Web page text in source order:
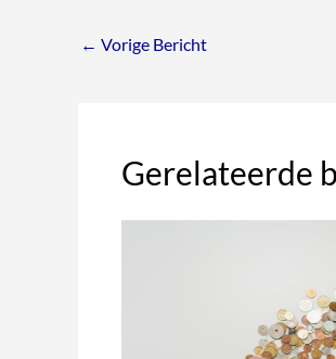
← Vorige Bericht
Gerelateerde